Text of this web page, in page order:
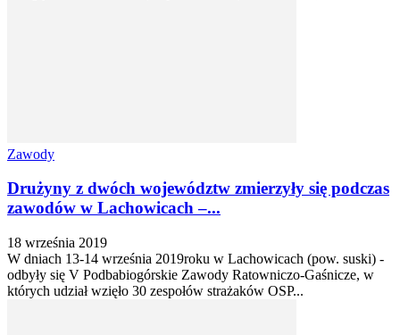
Zawody
Drużyny z dwóch województw zmierzyły się podczas
zawodów w Lachowicach –...
18 września 2019
W dniach 13-14 września 2019roku w Lachowicach (pow. suski) -
odbyły się V Podbabiogórskie Zawody Ratowniczo-Gaśnicze, w
których udział wzięło 30 zespołów strażaków OSP...